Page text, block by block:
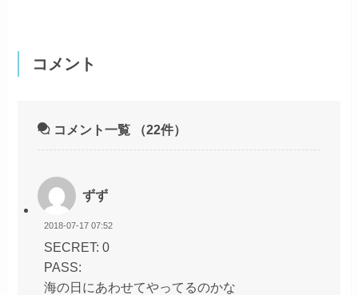
コメント
コメント一覧 （22件）
ずず
2018-07-17 07:52
SECRET: 0
PASS:
海の日にあわせてやってるのかな